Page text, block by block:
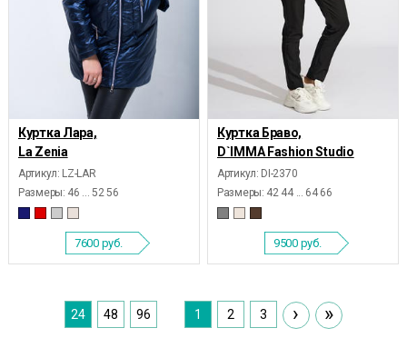
Куртка Лара,
La Zenia
Артикул: LZ-LAR
Размеры: 46 ... 52 56
7600 руб.
Куртка Браво,
D`IMMA Fashion Studio
Артикул: DI-2370
Размеры: 42 44 ... 64 66
9500 руб.
24 48 96 1 2 3 › »